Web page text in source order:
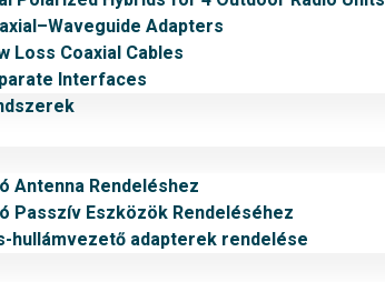
Adapters
Loss Coaxial Cables
Interfaces
Antenna Rendeléshez
Passzív Eszközök Rendeléséhez
hullámvezető adapterek rendelése